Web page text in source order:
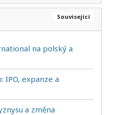
Související
na polský a
IPO, expanze a
a změna